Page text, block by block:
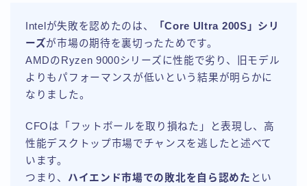
Intelが失敗を認めたのは、
「Core Ultra 200S」シリ
ーズが市場の期待を裏切ったためです。
AMDのRyzen 9000シリーズに性能で劣り、旧モデル
よりもパフォーマンスが低いという結果が明らかに
なりました。
CFOは「フットボールを取り損ねた」と表現し、高
性能デスクトップ市場でチャンスを逃したと述べて
います。
つまり、 ハイエンド市場での敗北を自ら認めた とい